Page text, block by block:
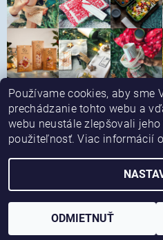
Sledovať na
Obchodné podmienky |
Spôsob platby a dopravy |
Kontaktné údaje |
2026 © ekonetka, všetky práva
Vytvoril
Používame cookies, aby sme
prechádzanie tohto webu a
webu neustále zlepšovali
použiteľnosť. Viac informácií
ODMIETNUŤ